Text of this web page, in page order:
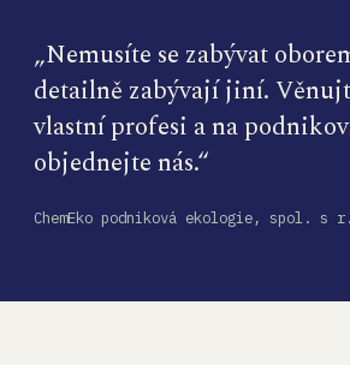
„Nemusíte se zabývat
detailně zabývají jiní.
vlastní profesi a na
objednejte nás.“
ChemEko podniková ekologie, spol. s